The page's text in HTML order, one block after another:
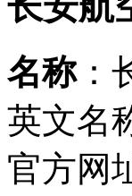
名称：
英文名
官方网